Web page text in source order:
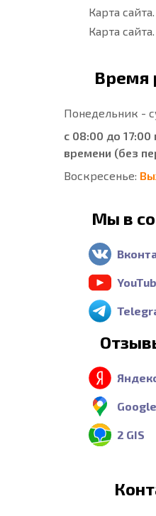
Карта
Карта сайта.
Время
Понедельник -
с 08:00 до
времени (без
Воскресенье:
Мы в
2 GIS